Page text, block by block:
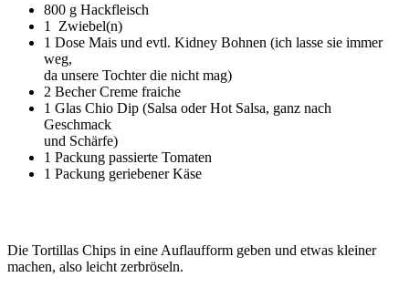
800 g Hackfleisch
1 Zwiebel(n)
1 Dose Mais und evtl. Kidney Bohnen (ich lasse sie immer
weg,
da unsere Tochter die nicht mag)
2 Becher Creme fraiche
1 Glas Chio Dip (Salsa oder Hot Salsa, ganz nach
Geschmack
und Schärfe)
1 Packung passierte Tomaten
1 Packung geriebener Käse
Die Tortillas Chips in eine Auflaufform geben und etwas kleiner
machen, also leicht zerbröseln.